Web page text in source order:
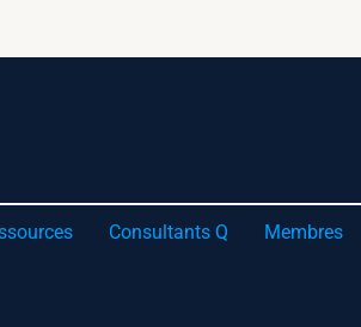
Consultants Q Membres
Nos services incluent les fusions
de vente. Nous accompagnons
à trouver des partenaires